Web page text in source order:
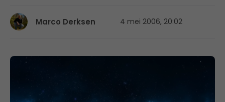
Marco Derksen 4 mei 2006, 20:02